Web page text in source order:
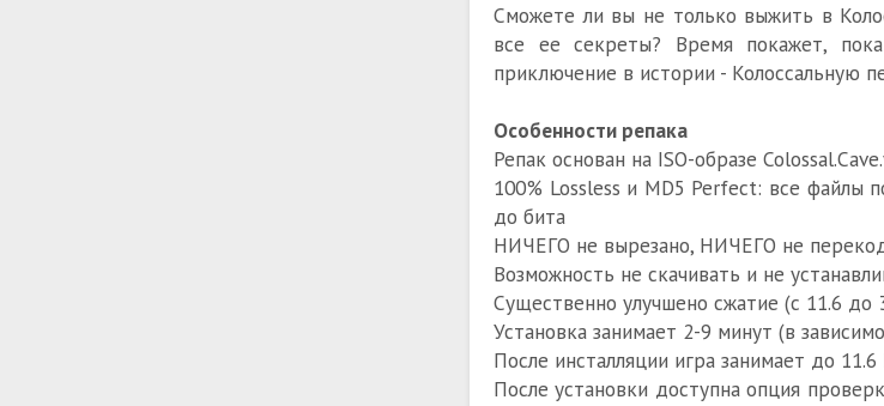
Сможете ли вы не только выжить в
все ее секреты? Время покажет,
приключение в истории - Колоссальную
Особенности репака
Репак основан на ISO-образе
100% Lossless и MD5 Perfect: все файлы
до бита
НИЧЕГО не вырезано, НИЧЕГО не
Возможность не скачивать и не
Существенно улучшено сжатие (с 11.6 до
Установка занимает 2-9 минут (в
После инсталляции игра занимает до
После установки доступна опция